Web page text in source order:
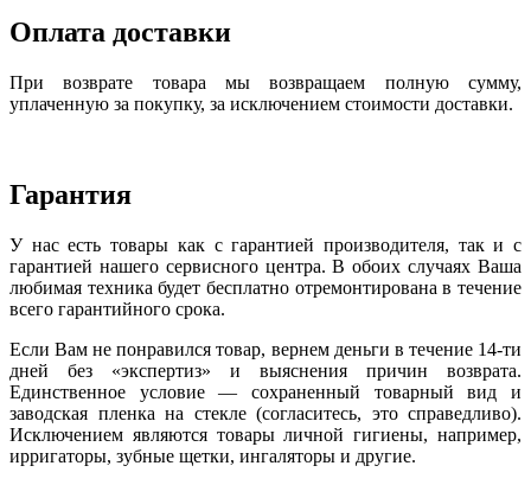
Оплата доставки
При возврате товара мы возвращаем полную сумму,
уплаченную за покупку, за исключением стоимости доставки.
Гарантия
У нас есть товары как с гарантией производителя, так и с
гарантией нашего сервисного центра. В обоих случаях Ваша
любимая техника будет бесплатно отремонтирована в течение
всего гарантийного срока.
Если Вам не понравился товар, вернем деньги в течение 14-ти
дней без «экспертиз» и выяснения причин возврата.
Единственное условие — сохраненный товарный вид и
заводская пленка на стекле (согласитесь, это справедливо).
Исключением являются товары личной гигиены, например,
ирригаторы, зубные щетки, ингаляторы и другие.